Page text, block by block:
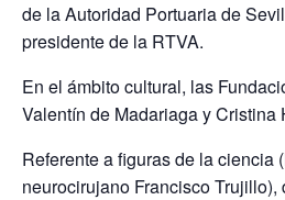
de la Autoridad Portuaria de
presidente de la RTVA.
En el ámbito cultural, las
Valentín de Madariaga y Cristina
Referente a figuras de la ciencia
neurocirujano Francisco Trujillo),